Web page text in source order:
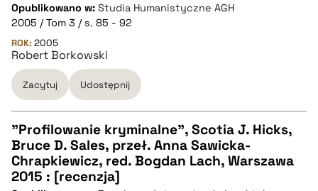
pobierz cytat
BIBTEX
pobierz cytat
Opublikowano w: Studia Humanistyczne AGH
2005 / Tom 3 / s. 85 - 92
ROK: 2005
Robert Borkowski
Zacytuj Udostępnij
CZYSTY TEKST
"Profilowanie kryminalne", Scotia J. Hicks,
Bruce D. Sales, przeł. Anna Sawicka-
Chrapkiewicz, red. Bogdan Lach, Warszawa
2015 : [recenzja]